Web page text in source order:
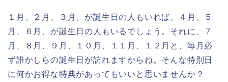
１月、２月、３月、が誕生日の人もいれば、４月、５
月、６月、が誕生日の人もいるでしょう。それに、７
月、８月、９月、１０月、１１月、１２月と、毎月必
ず誰かしらの誕生日が訪れますからね。そんな特別日
に何かお得な特典があってもいいと思いませんか？